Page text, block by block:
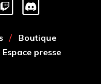
Boutique
Espace presse